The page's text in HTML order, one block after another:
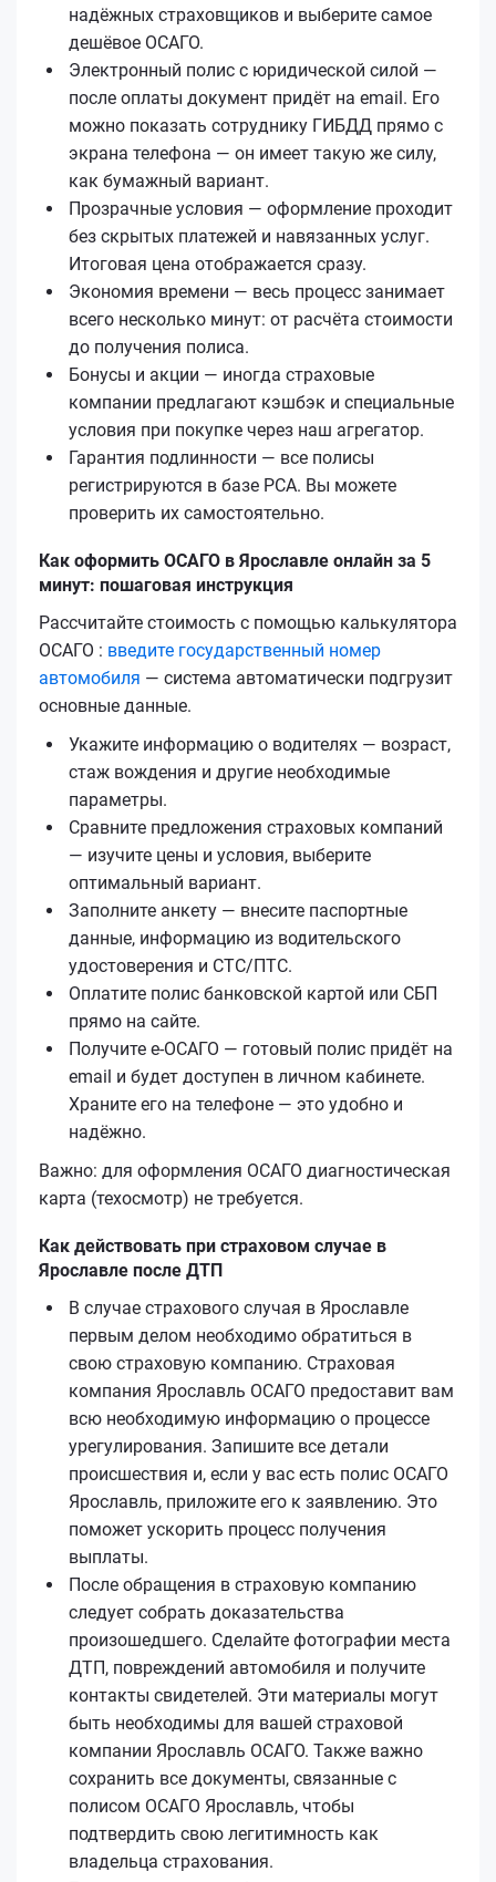
надёжных страховщиков и выберите самое
дешёвое ОСАГО.
Электронный полис с юридической силой —
после оплаты документ придёт на email. Его
можно показать сотруднику ГИБДД прямо с
экрана телефона — он имеет такую же силу,
как бумажный вариант.
Прозрачные условия — оформление проходит
без скрытых платежей и навязанных услуг.
Итоговая цена отображается сразу.
Экономия времени — весь процесс занимает
всего несколько минут: от расчёта стоимости
до получения полиса.
Бонусы и акции — иногда страховые
компании предлагают кэшбэк и специальные
условия при покупке через наш агрегатор.
Гарантия подлинности — все полисы
регистрируются в базе РСА. Вы можете
проверить их самостоятельно.
Как оформить ОСАГО в Ярославле онлайн за 5
минут: пошаговая инструкция
Рассчитайте стоимость с помощью калькулятора
ОСАГО : введите государственный номер
автомобиля — система автоматически подгрузит
основные данные.
Укажите информацию о водителях — возраст,
стаж вождения и другие необходимые
параметры.
Сравните предложения страховых компаний
— изучите цены и условия, выберите
оптимальный вариант.
Заполните анкету — внесите паспортные
данные, информацию из водительского
удостоверения и СТС/ПТС.
Оплатите полис банковской картой или СБП
прямо на сайте.
Получите е‑ОСАГО — готовый полис придёт на
email и будет доступен в личном кабинете.
Храните его на телефоне — это удобно и
надёжно.
Важно: для оформления ОСАГО диагностическая
карта (техосмотр) не требуется.
Как действовать при страховом случае в
Ярославле после ДТП
В случае страхового случая в Ярославле
первым делом необходимо обратиться в
свою страховую компанию. Страховая
компания Ярославль ОСАГО предоставит вам
всю необходимую информацию о процессе
урегулирования. Запишите все детали
происшествия и, если у вас есть полис ОСАГО
Ярославль, приложите его к заявлению. Это
поможет ускорить процесс получения
выплаты.
После обращения в страховую компанию
следует собрать доказательства
произошедшего. Сделайте фотографии места
ДТП, повреждений автомобиля и получите
контакты свидетелей. Эти материалы могут
быть необходимы для вашей страховой
компании Ярославль ОСАГО. Также важно
сохранить все документы, связанные с
полисом ОСАГО Ярославль, чтобы
подтвердить свою легитимность как
владельца страхования.